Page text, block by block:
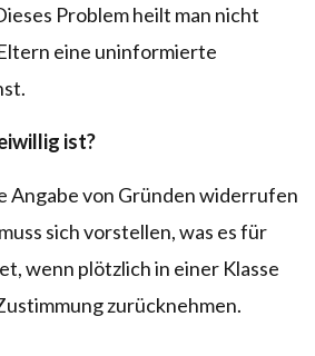
Problem heilt man nicht
eine uninformierte
ist?
Angabe von Gründen widerrufen
sich vorstellen, was es für
wenn plötzlich in einer Klasse
zurücknehmen.